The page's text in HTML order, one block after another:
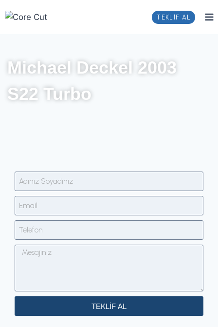
TEKLİF AL
Michael Deckel 2003
S22 Turbo
TEKLİF AL